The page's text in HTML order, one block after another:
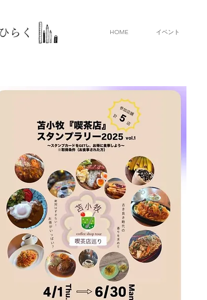
HOME イベント